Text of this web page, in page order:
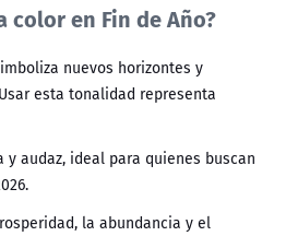
color en Fin de Año?
nuevos horizontes y
esta tonalidad representa
audaz, ideal para quienes buscan
la abundancia y el